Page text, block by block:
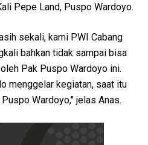
Pepe Land, Puspo Wardoyo.
sekali, kami PWI Cabang
bahkan tidak sampai bisa
Pak Puspo Wardoyo ini.
menggelar kegiatan, saat itu
Wardoyo," jelas Anas.